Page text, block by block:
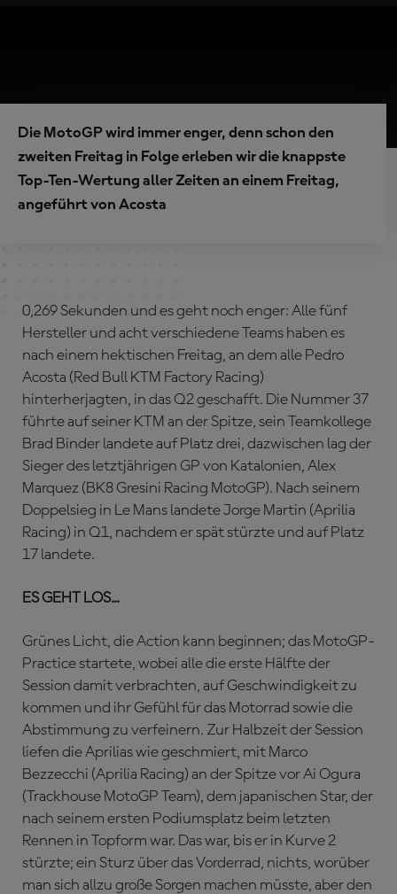
Die MotoGP wird immer enger, denn schon den
zweiten Freitag in Folge erleben wir die knappste
Top-Ten-Wertung aller Zeiten an einem Freitag,
angeführt von Acosta
0,269 Sekunden und es geht noch enger: Alle fünf
Hersteller und acht verschiedene Teams haben es
nach einem hektischen Freitag, an dem alle Pedro
Acosta (Red Bull KTM Factory Racing)
hinterherjagten, in das Q2 geschafft. Die Nummer 37
führte auf seiner KTM an der Spitze, sein Teamkollege
Brad Binder landete auf Platz drei, dazwischen lag der
Sieger des letztjährigen GP von Katalonien, Alex
Marquez (BK8 Gresini Racing MotoGP). Nach seinem
Doppelsieg in Le Mans landete Jorge Martin (Aprilia
Racing) in Q1, nachdem er spät stürzte und auf Platz
17 landete.
ES GEHT LOS...
Grünes Licht, die Action kann beginnen; das MotoGP-
Practice startete, wobei alle die erste Hälfte der
Session damit verbrachten, auf Geschwindigkeit zu
kommen und ihr Gefühl für das Motorrad sowie die
Abstimmung zu verfeinern. Zur Halbzeit der Session
liefen die Aprilias wie geschmiert, mit Marco
Bezzecchi (Aprilia Racing) an der Spitze vor Ai Ogura
(Trackhouse MotoGP Team), dem japanischen Star, der
nach seinem ersten Podiumsplatz beim letzten
Rennen in Topform war. Das war, bis er in Kurve 2
stürzte; ein Sturz über das Vorderrad, nichts, worüber
man sich allzu große Sorgen machen müsste, aber den